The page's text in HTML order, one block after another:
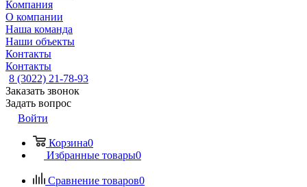
Компания
О компании
Наша команда
Наши объекты
Контакты
Контакты
8 (3022) 21-78-93
Заказать звонок
Задать вопрос
Войти
Корзина0
Избранные товары0
Сравнение товаров0